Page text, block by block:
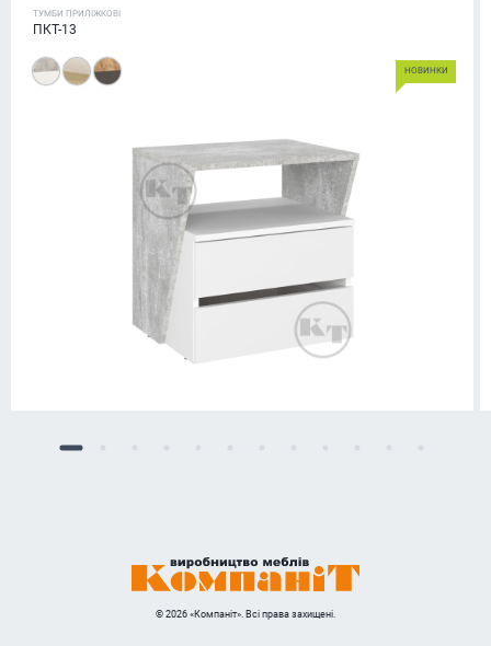
ТУМБИ ПРИЛІЖКОВІ
ПКТ-13
НОВИНКИ
© 2026 «Компаніт». Всі права захищені.